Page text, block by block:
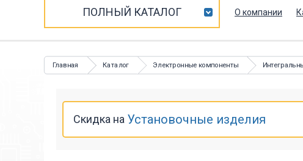
ПОЛНЫЙ КАТАЛОГ О компании
Главная Каталог Электронные компоненты
Скидка на Установочные изделия